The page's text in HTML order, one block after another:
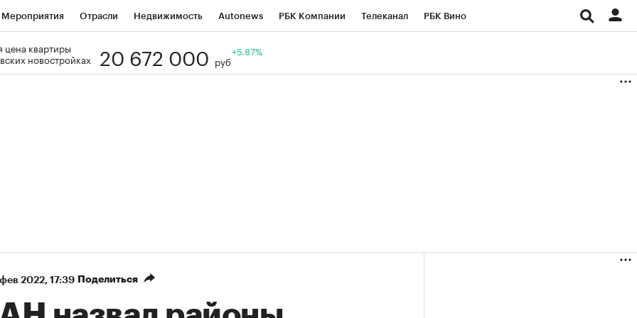
Мероприятия Отрасли Недвижимость Autonews РБК Компании Телеканал РБК Вино
Визионеры
цена квартиры
новостройках
20 672 000 руб
+5.87%
2022, 17:39 Поделиться